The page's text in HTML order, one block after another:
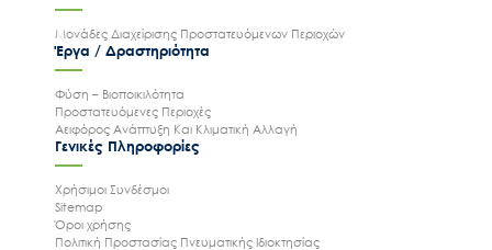
Μονάδες Διαχείρισης Προστατευόμενων Περιοχών
Έργα / Δραστηριότητα
Φύση – Βιοποικιλότητα
Προστατευόμενες Περιοχές
Αειφόρος Ανάπτυξη Και Κλιματική Αλλαγή
Γενικές Πληροφορίες
Χρήσιμοι Συνδέσμοι
Sitemap
Όροι χρήσης
Πολιτική Προστασίας Πνευματικής Ιδιοκτησίας